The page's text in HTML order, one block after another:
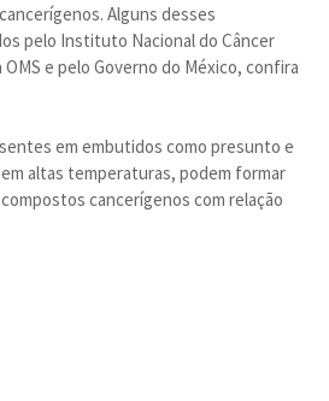
Alguns desses
pelo Instituto Nacional do Câncer
e pelo Governo do México, confira
em embutidos como presunto e
altas temperaturas, podem formar
cancerígenos com relação